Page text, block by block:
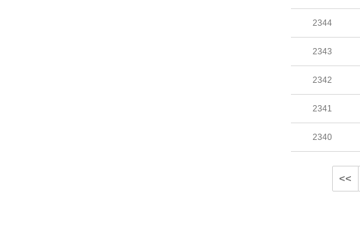
2344
2343
2342
2341
2340
<<